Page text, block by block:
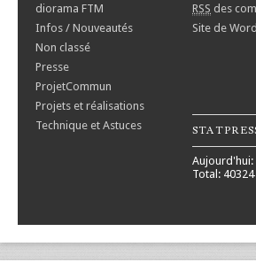
diorama FTM
Infos / Nouveautés
Non classé
Presse
ProjetCommun
Projets et réalisations
Technique et Astuces
RSS des
Site de
Aujourd'hui:
Total: 40324